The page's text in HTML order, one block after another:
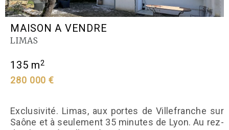
MAISON A VENDRE
LIMAS
135 m2
280 000 €
Exclusivité. Limas, aux portes de Villefranche sur
Saône et à seulement 35 minutes de Lyon. Au rez-